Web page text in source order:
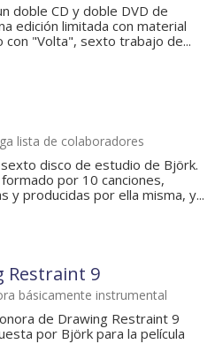
doble CD y doble DVD de
edición limitada con material
con "Volta", sexto trabajo de...
lista de colaboradores
disco de estudio de Björk.
por 10 canciones,
y producidas por ella misma, y...
Restraint 9
básicamente instrumental
de Drawing Restraint 9
por Björk para la película